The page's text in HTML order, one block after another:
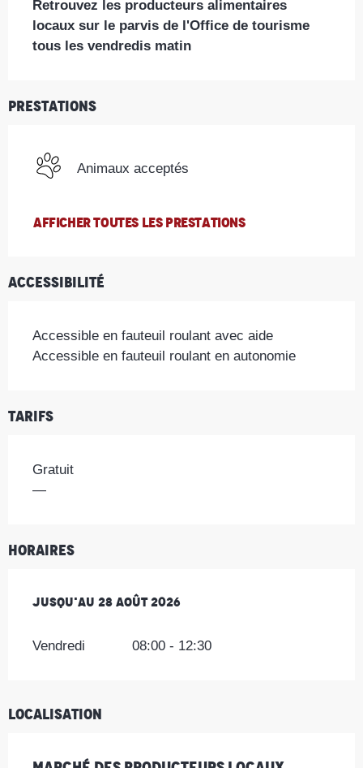
Retrouvez les producteurs alimentaires
locaux sur le parvis de l'Office de tourisme
tous les vendredis matin
Prestations
Animaux acceptés
AFFICHER TOUTES LES PRESTATIONS
Accessibilité
Accessible en fauteuil roulant avec aide
Accessible en fauteuil roulant en autonomie
Tarifs
Gratuit
—
Horaires
Du10 juillet 2026au28 août 2026
Jusqu'au 28 août 2026
Vendredi 08:00 - 12:30
Localisation